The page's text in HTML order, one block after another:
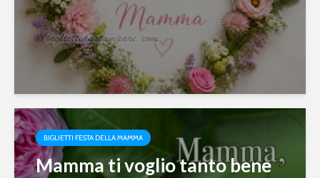
BIGLIETTI FESTA DELLA MAMMA
Mamma ti voglio tanto bene